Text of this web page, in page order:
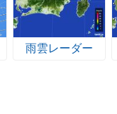
雨雲レーダー